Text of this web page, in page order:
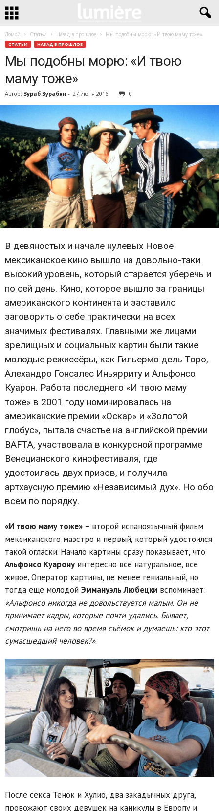
Домой Статьи Назад в прошлое Мы подобны морю: «И твою маму тоже»
СТАТЬИ НАЗАД В ПРОШЛОЕ
Мы подобны морю: «И твою
маму тоже»
Автор: Зураб Зурабян - 27 июня 2016 0
В девяностых и начале нулевых Новое
мексиканское кино вышло на довольно-таки
высокий уровень, который старается уберечь и
по сей день. Кино, которое вышло за границы
американского континента и заставило
заговорить о себе практически на всех
значимых фестивалях. Главными же лицами
зрелищных и социальных картин были такие
молодые режиссёры, как Гильермо дель Торо,
Алехандро Гонсалес Иньярриту и Альфонсо
Куарон. Работа последнего «И твою маму
тоже» в 2001 году номинировалась на
американские премии «Оскар» и «Золотой
глобус», пытала счастье на английской премии
BAFTA, участвовала в конкурсной программе
Венецианского кинофестиваля, где
удостоилась двух призов, и получила
артхаусную премию «Независимый дух». Но обо
всём по порядку.
«И твою маму тоже» – второй испаноязычный фильм
мексиканского маэстро и первый, который удостоился
такой огласки. Начало картины сразу показывает, что
Альфонсо Куарону интересно всё натуральное, всё
живое. Оператор картины, не менее гениальный, но
тогда ещё молодой Эммануэль Любецки вспоминает:
«Альфонсо никогда не довольствуется малым. Он не
принимает кадры, которые почти удались. Бывает,
смотришь на него во время съёмок и думаешь: кто этот
сумасшедший человек?».
После секса Тенок и Хулио, два закадычных друга,
провожают своих девушек на каникулы в Европу и